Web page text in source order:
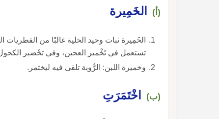
(أ) الخَمِيرة
الخَمِيرة نبات وحيد الخلية غالبًا من الفطريات
تستعمل في تَخْمير العجين، وفي تحْضير الكحول
وخميرة اللبن: الرُّوبة تلقى فيه ليختمر.
(ب) اخْتَمَرَتِ